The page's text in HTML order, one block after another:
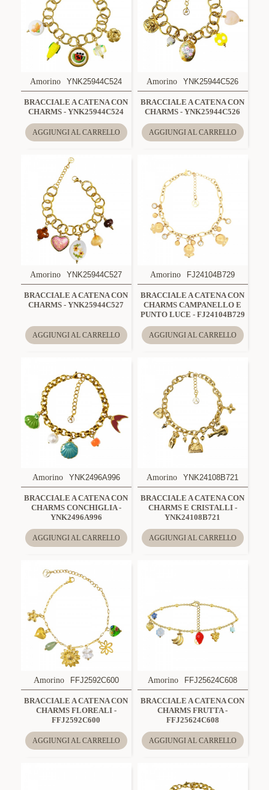
Amorino YNK25944C524
BRACCIALE A CATENA CON
CHARMS - YNK25944C524
AGGIUNGI AL CARRELLO
Amorino YNK25944C526
BRACCIALE A CATENA CON
CHARMS - YNK25944C526
AGGIUNGI AL CARRELLO
Amorino YNK25944C527
BRACCIALE A CATENA CON
CHARMS - YNK25944C527
AGGIUNGI AL CARRELLO
Amorino FJ24104B729
BRACCIALE A CATENA CON
CHARMS CAMPANELLO E
PUNTO LUCE - FJ24104B729
AGGIUNGI AL CARRELLO
Amorino YNK2496A996
BRACCIALE A CATENA CON
CHARMS CONCHIGLIA -
YNK2496A996
AGGIUNGI AL CARRELLO
Amorino YNK24108B721
BRACCIALE A CATENA CON
CHARMS E CRISTALLI -
YNK24108B721
AGGIUNGI AL CARRELLO
Amorino FFJ2592C600
BRACCIALE A CATENA CON
CHARMS FLOREALI -
FFJ2592C600
AGGIUNGI AL CARRELLO
Amorino FFJ25624C608
BRACCIALE A CATENA CON
CHARMS FRUTTA -
FFJ25624C608
AGGIUNGI AL CARRELLO